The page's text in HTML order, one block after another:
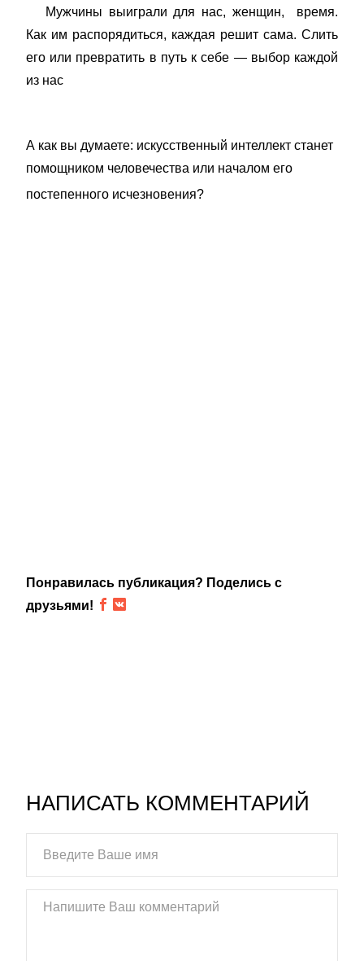
Мужчины выиграли для нас, женщин, время.
Как им распорядиться, каждая решит сама. Слить
его или превратить в путь к себе — выбор каждой
из нас
А как вы думаете: искусственный интеллект станет
помощником человечества или началом его
постепенного исчезновения?
Понравилась публикация? Поделись с
друзьями!
НАПИСАТЬ КОММЕНТАРИЙ